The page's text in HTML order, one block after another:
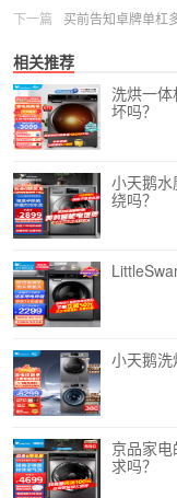
下一篇
买前告知卓牌单杠
相关推荐
洗烘一
坏吗？
小天鹅
绕吗？
小天鹅洗
京品家
求吗？